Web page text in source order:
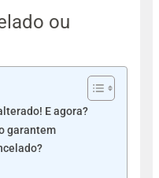
ou
E agora?
garantem